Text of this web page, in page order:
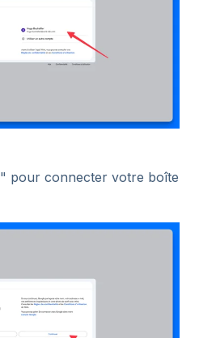
" pour connecter votre boîte